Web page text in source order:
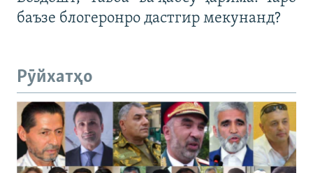
баъзе блогеронро дастгир мекунанд?
Рӯйхатҳо